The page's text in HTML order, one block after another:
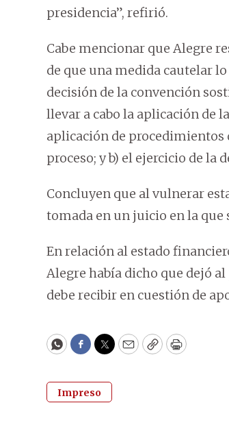
presidencia”, refirió.
Cabe mencionar que Alegre
de que una medida cautelar
decisión de la convención
llevar a cabo la aplicación de
aplicación de procedimientos
proceso; y b) el ejercicio de la
Concluyen que al vulnerar
tomada en un juicio en la que
En relación al estado
Alegre había dicho que dejó
debe recibir en cuestión de
WhatsApp
Facebook
Twitter
EmailCopyPrint
Impreso